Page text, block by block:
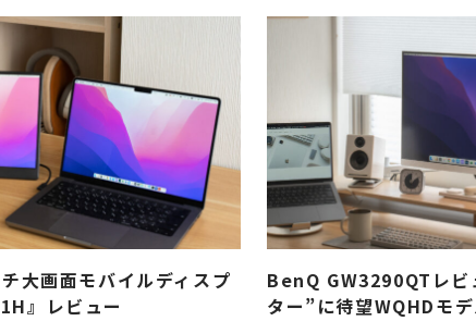
大画面モバイルディスプ
』レビュー
BenQ GW3290QTレビ
ター”に待望WQHDモデ